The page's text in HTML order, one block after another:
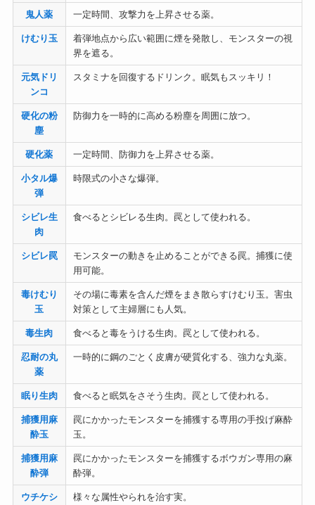
鬼人薬 一定時間、攻撃力を上昇させる薬。
けむり玉
着弾地点から広い範囲に煙を発散し、モンスターの視
界を遮る。
元気ドリ
ンコ
スタミナを回復するドリンク。眠気もスッキリ！
硬化の粉
塵
防御力を一時的に高める粉塵を周囲に放つ。
硬化薬 一定時間、防御力を上昇させる薬。
小タル爆
弾
時限式の小さな爆弾。
シビレ生
肉
食べるとシビレる生肉。罠として使われる。
シビレ罠
モンスターの動きを止めることができる罠。捕獲に使
用可能。
毒けむり
玉
その場に毒素を含んだ煙をまき散らすけむり玉。害虫
対策として主婦層にも人気。
毒生肉 食べると毒をうける生肉。罠として使われる。
忍耐の丸
薬
一時的に鋼のごとく皮膚が硬質化する、強力な丸薬。
眠り生肉 食べると眠気をさそう生肉。罠として使われる。
捕獲用麻
酔玉
罠にかかったモンスターを捕獲する専用の手投げ麻酔
玉。
捕獲用麻
酔弾
罠にかかったモンスターを捕獲するボウガン専用の麻
酔弾。
ウチケシ
様々な属性やられを治す実。